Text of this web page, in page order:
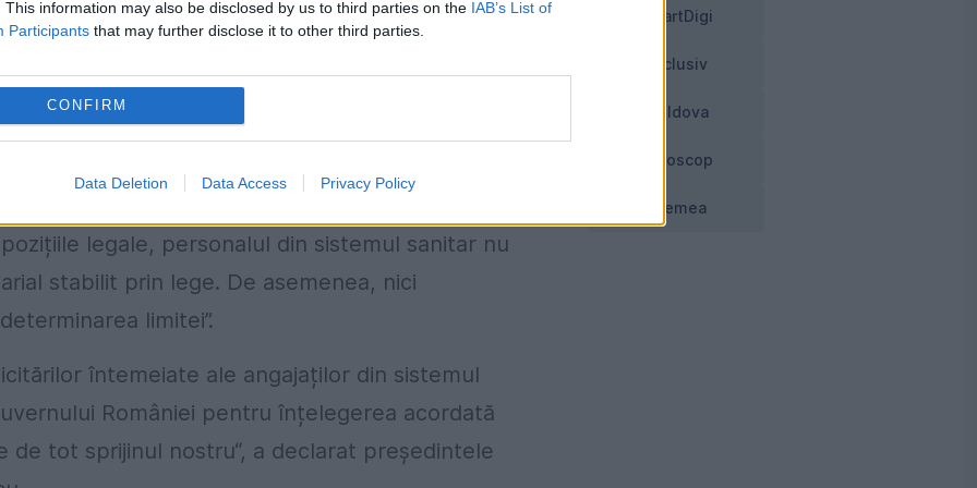
This information may also be disclosed by us to third parties on the IAB’s List of
Participants that may further disclose it to other third parties.
CONFIRM
Data Deletion Data Access Privacy Policy
arată că “prin modificarea OUG 114
instituțiilor din sistemul sanitar și de
limitei de 30% prevăzută la art. 25, alin 2
completările ulterioare.”
condițiile în care indemnizaţia de hrană se
legale, personalul din sistemul sanitar nu
stabilit prin lege. De asemenea, nici
limitei”.
întemeiate ale angajaților din sistemul
României pentru înțelegerea acordată
de tot sprijinul nostru“, a declarat președintele
SmartDigi
Exclusiv
Moldova
Horoscop
Vremea